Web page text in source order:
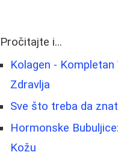
Pročitajte i...
Kolagen -
Zdravlja
Sve što treba da
Hormonske
Kožu